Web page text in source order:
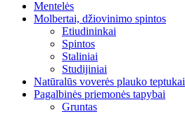
Mentelės
Molbertai, džiovinimo spintos
Etiudininkai
Spintos
Staliniai
Studijiniai
Natūralūs voverės plauko teptukai
Pagalbinės priemonės tapybai
Gruntas